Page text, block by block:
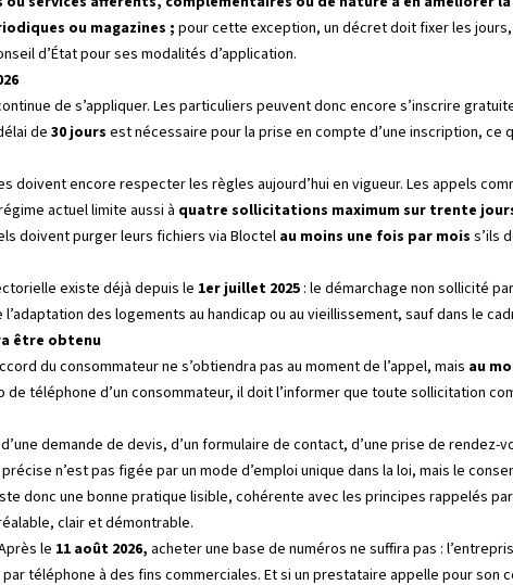
ou magazines ; pour cette exception, un décret doit fixer les
d’État pour ses modalités d’application.
de s’appliquer. Les particuliers peuvent donc encore s’inscrire
de 30 jours est nécessaire pour la prise en compte d’une inscription, ce
encore respecter les règles aujourd’hui en vigueur. Les appels
actuel limite aussi à quatre sollicitations maximum sur trente
doivent purger leurs fichiers via Bloctel au moins une fois par mois s’ils
existe déjà depuis le 1er juillet 2025 : le démarchage non sollicité
des logements au handicap ou au vieillissement, sauf dans le
être obtenu
du consommateur ne s’obtiendra pas au moment de l’appel, mais au
téléphone d’un consommateur, il doit l’informer que toute sollicitation
demande de devis, d’un formulaire de contact, d’une prise de rendez-
n’est pas figée par un mode d’emploi unique dans la loi, mais le
donc une bonne pratique lisible, cohérente avec les principes rappelés
clair et démontrable.
le 11 août 2026, acheter une base de numéros ne suffira pas :
téléphone à des fins commerciales. Et si un prestataire appelle pour